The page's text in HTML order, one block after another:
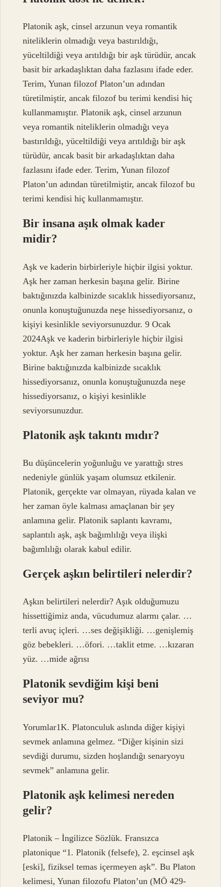
Platonik aşk, cinsel arzunun veya romantik
niteliklerin olmadığı veya bastırıldığı,
yüceltildiği veya arıtıldığı bir aşk türüdür, ancak
basit bir arkadaşlıktan daha fazlasını ifade eder.
Terim, Yunan filozof Platon’un adından
türetilmiştir, ancak filozof bu terimi kendisi hiç
kullanmamıştır. Platonik aşk, cinsel arzunun
veya romantik niteliklerin olmadığı veya
bastırıldığı, yüceltildiği veya arıtıldığı bir aşk
türüdür, ancak basit bir arkadaşlıktan daha
fazlasını ifade eder. Terim, Yunan filozof
Platon’un adından türetilmiştir, ancak filozof bu
terimi kendisi hiç kullanmamıştır.
Bir insana aşık olmak kader
midir?
Aşk ve kaderin birbirleriyle hiçbir ilgisi yoktur.
Aşk her zaman herkesin başına gelir. Birine
baktığınızda kalbinizde sıcaklık hissediyorsanız,
onunla konuştuğunuzda neşe hissediyorsanız, o
kişiyi kesinlikle seviyorsunuzdur. 9 Ocak
2024Aşk ve kaderin birbirleriyle hiçbir ilgisi
yoktur. Aşk her zaman herkesin başına gelir.
Birine baktığınızda kalbinizde sıcaklık
hissediyorsanız, onunla konuştuğunuzda neşe
hissediyorsanız, o kişiyi kesinlikle
seviyorsunuzdur.
Platonik aşk takıntı mıdır?
Bu düşüncelerin yoğunluğu ve yarattığı stres
nedeniyle günlük yaşam olumsuz etkilenir.
Platonik, gerçekte var olmayan, rüyada kalan ve
her zaman öyle kalması amaçlanan bir şey
anlamına gelir. Platonik saplantı kavramı,
saplantılı aşk, aşk bağımlılığı veya ilişki
bağımlılığı olarak kabul edilir.
Gerçek aşkın belirtileri nelerdir?
Aşkın belirtileri nelerdir? Aşık olduğumuzu
hissettiğimiz anda, vücudumuz alarmı çalar. …
terli avuç içleri. …ses değişikliği. …genişlemiş
göz bebekleri. …öfori. …taklit etme. …kızaran
yüz. …mide ağrısı
Platonik sevdiğim kişi beni
seviyor mu?
Yorumlar1K. Platonculuk aslında diğer kişiyi
sevmek anlamına gelmez. “Diğer kişinin sizi
sevdiği durumu, sizden hoşlandığı senaryoyu
sevmek” anlamına gelir.
Platonik aşk kelimesi nereden
gelir?
Platonik – İngilizce Sözlük. Fransızca
platonique “1. Platonik (felsefe), 2. eşcinsel aşk
[eski], fiziksel temas içermeyen aşk”. Bu Platon
kelimesi, Yunan filozofu Platon’un (MÖ 429-